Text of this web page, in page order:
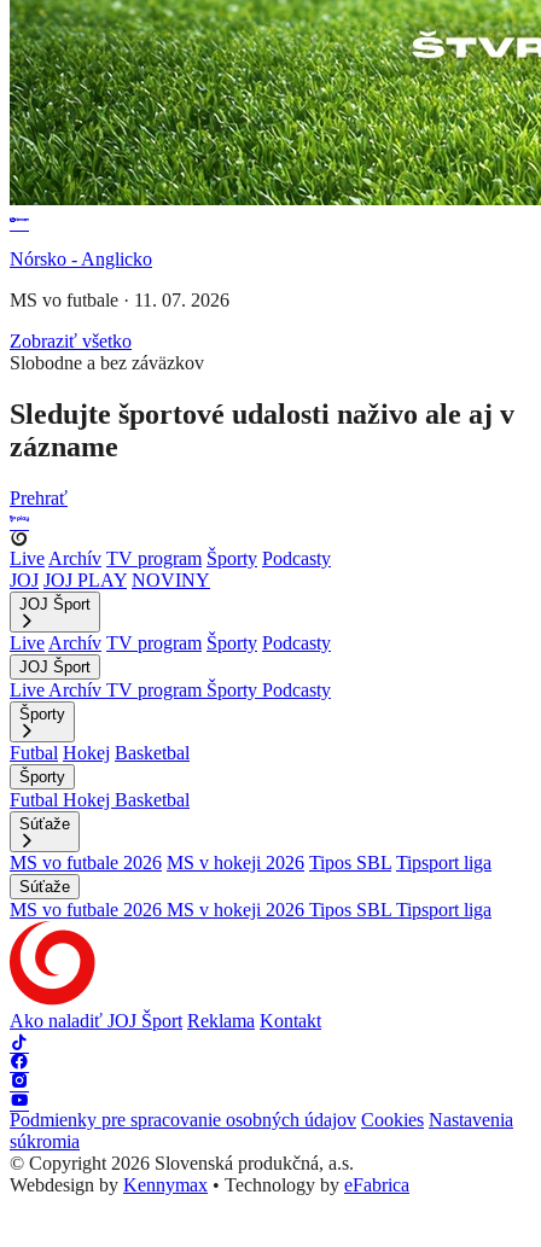
Nórsko - Anglicko
MS vo futbale · 11. 07. 2026
Zobraziť všetko
Slobodne a bez záväzkov
Sledujte športové udalosti naživo ale aj v
zázname
Prehrať
Live Archív TV program Športy Podcasty
JOJ JOJ PLAY NOVINY
JOJ Šport
Live Archív TV program Športy Podcasty
JOJ Šport
Live Archív TV program Športy Podcasty
Športy
Futbal Hokej Basketbal
Športy
Futbal Hokej Basketbal
Súťaže
MS vo futbale 2026 MS v hokeji 2026 Tipos SBL Tipsport liga
Súťaže
MS vo futbale 2026 MS v hokeji 2026 Tipos SBL Tipsport liga
Ako naladiť JOJ Šport Reklama Kontakt
Podmienky pre spracovanie osobných údajov Cookies Nastavenia
súkromia
© Copyright 2026 Slovenská produkčná, a.s.
Webdesign by Kennymax • Technology by eFabrica